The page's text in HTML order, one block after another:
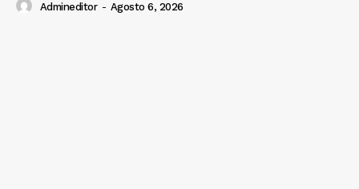
Admineditor - Agosto 6, 2026